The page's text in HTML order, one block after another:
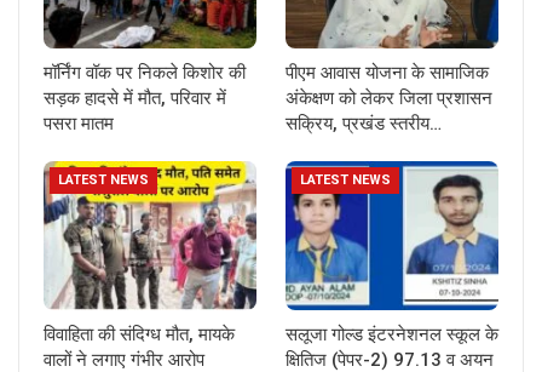
मॉर्निंग वॉक पर निकले किशोर की
सड़क हादसे में मौत, परिवार में
पसरा मातम
पीएम आवास योजना के सामाजिक
अंकेक्षण को लेकर जिला प्रशासन
सक्रिय, प्रखंड स्तरीय…
LATEST NEWS
विवाहिता की संदिग्ध मौत, मायके
वालों ने लगाए गंभीर आरोप
LATEST NEWS
सलूजा गोल्ड इंटरनेशनल स्कूल के
क्षितिज (पेपर-2) 97.13 व अयन